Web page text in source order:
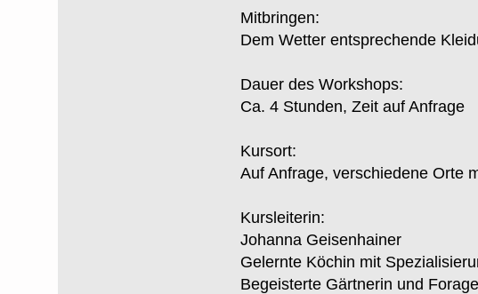
Mitbringen:
Dem Wetter entsprechende
Dauer des Workshops:
Ca. 4 Stunden, Zeit auf Anfrage
Kursort:
Auf Anfrage, verschiedene Orte
Kursleiterin:
Johanna Geisenhainer
Gelernte Köchin mit
Begeisterte Gärtnerin und